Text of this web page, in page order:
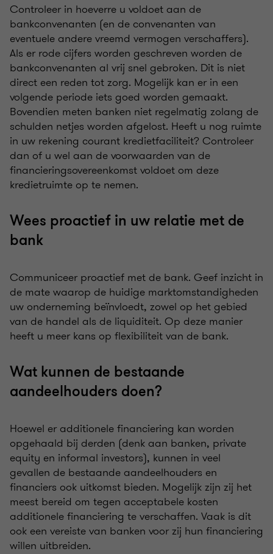
Controleer in hoeverre u voldoet aan de
bankconvenanten (en de convenanten van
eventuele andere vreemd vermogen verschaffers).
Als er rode cijfers worden geschreven worden de
bankconvenanten al vrij snel gebroken. Dit is niet
direct een reden tot zorg. Mogelijk kan er in een
volgende periode iets goed worden gemaakt.
Bovendien meten banken niet regelmatig zolang de
schulden netjes worden afgelost. Heeft u nog ruimte
in uw rekening courant kredietfaciliteit? Controleer
dan of u wel aan de voorwaarden van de
financieringsovereenkomst voldoet om deze
kredietruimte op te nemen.
Wees proactief in uw relatie met de
bank
Communiceer proactief met de bank. Geef inzicht in
de mate waarop de huidige marktomstandigheden
uw onderneming beïnvloedt, zowel op het gebied
van de handel als de liquiditeit. Op deze manier
heeft u meer kans op flexibiliteit van de bank.
Wat kunnen de bestaande
aandeelhouders doen?
Hoewel er additionele financiering kan worden
opgehaald bij derden (denk aan banken, private
equity en informal investors), kunnen in veel
gevallen de bestaande aandeelhouders en
financiers ook uitkomst bieden. Mogelijk zijn zij het
meest bereid om tegen acceptabele kosten
additionele financiering te verschaffen. Vaak is dit
ook een vereiste van banken voor zij hun financiering
willen uitbreiden.